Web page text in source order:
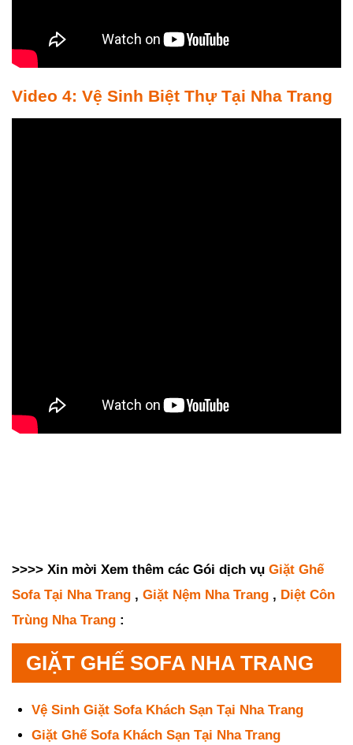
Video 4: Vệ Sinh Biệt Thự Tại Nha Trang
>>>> Xin mời Xem thêm các Gói dịch vụ Giặt Ghế
Sofa Tại Nha Trang , Giặt Nệm Nha Trang , Diệt Côn
Trùng Nha Trang :
GIẶT GHẾ SOFA NHA TRANG
Vệ Sinh Giặt Sofa Khách Sạn Tại Nha Trang
Giặt Ghế Sofa Khách Sạn Tại Nha Trang